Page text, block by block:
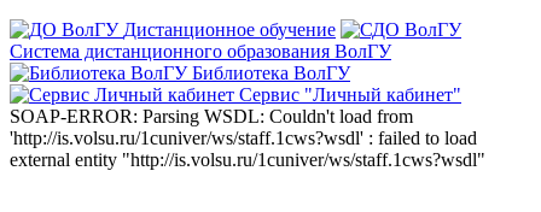
Дистанционное обучение
Система дистанционного образования ВолГУ
Библиотека ВолГУ
Сервис "Личный кабинет"
SOAP-ERROR: Parsing WSDL: Couldn't load from
'http://is.volsu.ru/1cuniver/ws/staff.1cws?wsdl' : failed to load
external entity "http://is.volsu.ru/1cuniver/ws/staff.1cws?wsdl"